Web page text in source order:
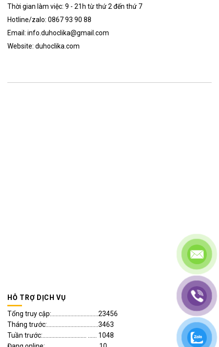
Thời gian làm việc: 9 - 21h từ thứ 2 đến thứ 7
Hotline/zalo: 0867 93 90 88
Email: info.duhoclika@gmail.com
Website: duhoclika.com
HỖ TRỢ DỊCH VỤ
Tổng truy cập:................................23456
Tháng trước:...................................3463
Tuần trước:.............................. ...... 1048